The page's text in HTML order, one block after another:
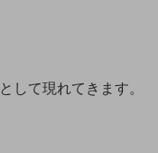
として現れてきます。